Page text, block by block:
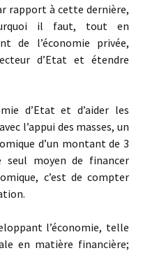
rapport à cette dernière,
il faut, tout en
de l’économie privée,
d’Etat et étendre
d’Etat et d’aider les
l’appui des masses, un
d’un montant de 3
moyen de financer
c’est de compter
l’économie, telle
en matière financière;